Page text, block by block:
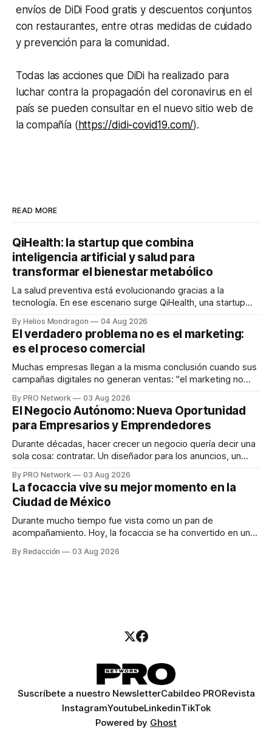
envíos de DiDi Food gratis y descuentos conjuntos
con restaurantes, entre otras medidas de cuidado
y prevención para la comunidad.
Todas las acciones que DiDi ha realizado para
luchar contra la propagación del coronavirus en el
país se pueden consultar en el nuevo sitio web de
la compañía (https://didi-covid19.com/).
READ MORE
QiHealth: la startup que combina
inteligencia artificial y salud para
transformar el bienestar metabólico
La salud preventiva está evolucionando gracias a la
tecnología. En ese escenario surge QiHealth, una startup
dispositivos inteligentes, inteligencia artificial y monitoreo
en tiempo real para ayudar a las personas a tomar mejores
decisiones sobre su salud metabólica. Su propuesta busca
responder
By Helios Mondragon 04 Aug 2026
El verdadero problema no es el marketing:
es el proceso comercial
Muchas empresas llegan a la misma conclusión cuando sus
campañas digitales no generan ventas: "el marketing no
INTERIUS, el problema suele estar en otro lugar. Durante
una entrevista para el podcast SER PRO, el especialista en
marketing digital explicó que
By PRO Network 03 Aug 2026
El Negocio Autónomo: Nueva Oportunidad
para Empresarios y Emprendedores
Durante décadas, hacer crecer un negocio quería decir una
sola cosa: contratar. Un diseñador para los anuncios, un
para los textos, alguien que supiera de publicidad digital
para encontrar prospectos, un vendedor para atender
llamadas y mensajes, y —con suerte— una persona
By PRO Network 03 Aug 2026
La focaccia vive su mejor momento en la
Ciudad de México
Durante mucho tiempo fue vista como un pan de
acompañamiento. Hoy, la focaccia se ha convertido en uno
artesanal, ingredientes de calidad y experiencias que
By Redacción 03 Aug 2026
Suscríbete a nuestro NewsletterCabildeo PRORevista
InstagramYoutubeLinkedinTikTok
Powered by Ghost